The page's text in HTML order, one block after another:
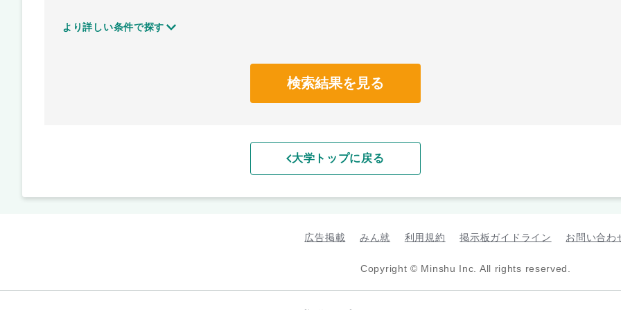
より詳しい条件で探す
検索結果を見る
大学トップに戻る
広告掲載 みん就 利用規約 掲示板ガイドライン お問い合わ
Copyright © Minshu Inc. All rights reserved.